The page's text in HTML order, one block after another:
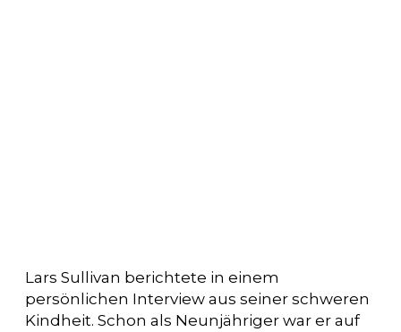
Lars Sullivan berichtete in einem
persönlichen Interview aus seiner schweren
Kindheit. Schon als Neunjähriger war er auf